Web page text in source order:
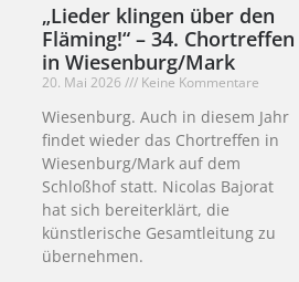
„Lieder klingen über den
Fläming!“ – 34. Chortreffen
in Wiesenburg/Mark
20. Mai 2026 Keine Kommentare
Wiesenburg. Auch in diesem Jahr
findet wieder das Chortreffen in
Wiesenburg/Mark auf dem
Schloßhof statt. Nicolas Bajorat
hat sich bereiterklärt, die
künstlerische Gesamtleitung zu
übernehmen.